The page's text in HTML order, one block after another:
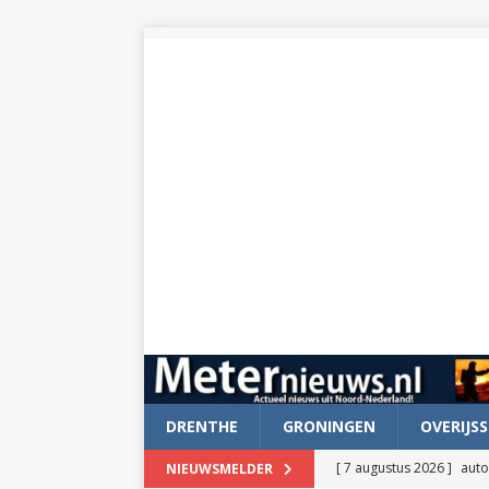
DRENTHE GRONINGEN
NIEUWSMELDER [ 7 augustus 2026 ]